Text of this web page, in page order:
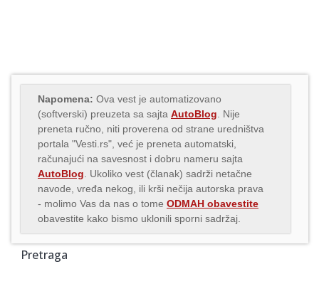
Napomena: Ova vest je automatizovano
(softverski) preuzeta sa sajta AutoBlog . Nije
preneta ručno, niti proverena od strane uredništva
portala "Vesti.rs", već je preneta automatski,
računajući na savesnost i dobru nameru sajta
AutoBlog . Ukoliko vest (članak) sadrži netačne
navode, vređa nekog, ili krši nečija autorska prava
- molimo Vas da nas o tome ODMAH obavestite
obavestite kako bismo uklonili sporni sadržaj.
Pretraga